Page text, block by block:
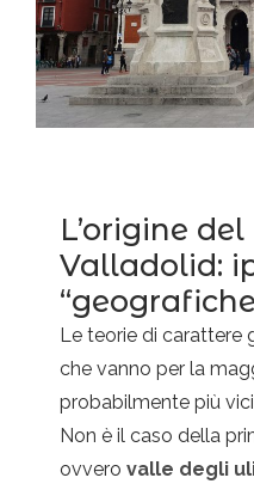
L’origine
Valladolid:
Le teorie di carattere
che vanno per la
probabilmente più
Non è il caso della
ovvero valle degli